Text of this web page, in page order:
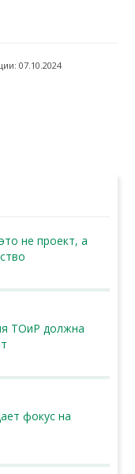
07.10.2024
не проект, а
ТОиР должна
фокус на